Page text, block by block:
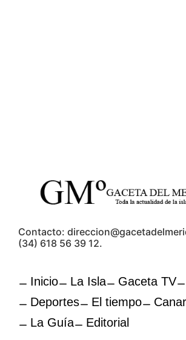
Contacto:
(34) 618 56 39 12.
Inicio La Isla Gaceta TV
Deportes
El tiempo
La Guía
Editorial